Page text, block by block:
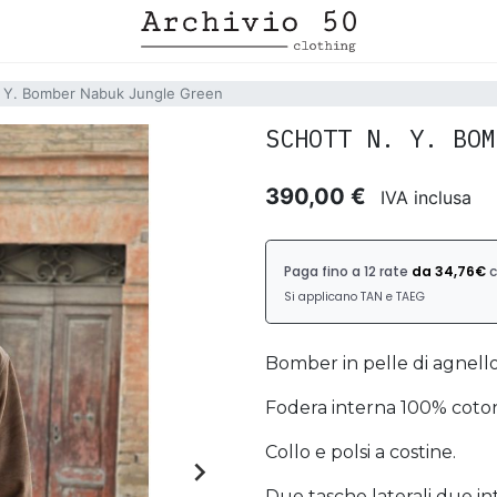
Bomber Nabuk Jungle Green

SCHOTT N. Y.
390,00 € IVA inclusa
Bomber in pelle di
Fodera interna 100%
Collo e polsi a costine.